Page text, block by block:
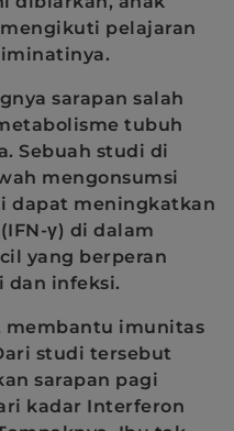
pelajaran
sarapan salah
tubuh
Sebuah studi di
mengonsumsi
dapat meningkatkan
γ) di dalam
yang berperan
dan infeksi.
imunitas
studi tersebut
sarapan pagi
kadar Interferon